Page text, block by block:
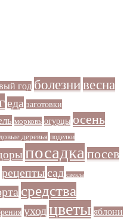
год болезнивесна
еда заготовки
морковь огурцы осень
деревья поделки
посадка посев
рецептысад свекла
средства
уходцветы яблони